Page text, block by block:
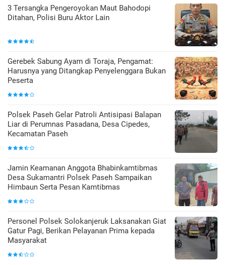
3 Tersangka Pengeroyokan Maut Bahodopi
Ditahan, Polisi Buru Aktor Lain
Gerebek Sabung Ayam di Toraja, Pengamat:
Harusnya yang Ditangkap Penyelenggara Bukan
Peserta
Polsek Paseh Gelar Patroli Antisipasi Balapan
Liar di Perumnas Pasadana, Desa Cipedes,
Kecamatan Paseh
Jamin Keamanan Anggota Bhabinkamtibmas
Desa Sukamantri Polsek Paseh Sampaikan
Himbaun Serta Pesan Kamtibmas
Personel Polsek Solokanjeruk Laksanakan Giat
Gatur Pagi, Berikan Pelayanan Prima kepada
Masyarakat